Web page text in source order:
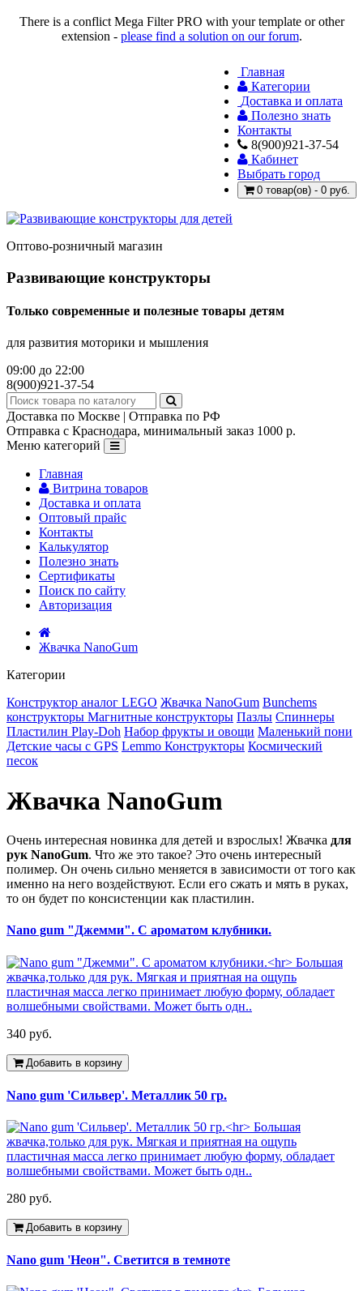
There is a conflict Mega Filter PRO with your template or other
extension - please find a solution on our forum.
Главная
Категории
Доставка и оплата
Полезно знать
Контакты
8(900)921-37-54
Кабинет
Выбрать город
0 товар(ов) - 0 руб.
Оптово-розничный магазин
Развивающие конструкторы
Только современные и полезные товары детям
для развития моторики и мышления
09:00 до 22:00
8(900)921-37-54
Доставка по Москве | Отправка по РФ
Отправка с Краснодара, минимальный заказ 1000 р.
Меню категорий
Главная
Витрина товаров
Доставка и оплата
Оптовый прайс
Контакты
Калькулятор
Полезно знать
Сертификаты
Поиск по сайту
Авторизация
Жвачка NanoGum
Категории
Конструктор аналог LEGO Жвачка NanoGum Bunchems
конструкторы Магнитные конструкторы Пазлы Спиннеры
Пластилин Play-Doh Набор фрукты и овощи Маленький пони
Детские часы с GPS Lemmo Конструкторы Космический
песок
Жвачка NanoGum
Очень интересная новинка для детей и взрослых! Жвачка для
рук NanoGum. Что же это такое? Это очень интересный
полимер. Он очень сильно меняется в зависимости от того как
именно на него воздействуют. Если его сжать и мять в руках,
то он будет по консистенции как пластилин.
Nano gum "Джемми". С ароматом клубники.
340 руб.
Добавить в корзину
Nano gum 'Сильвер'. Металлик 50 гр.
280 руб.
Добавить в корзину
Nano gum 'Неон". Светится в темноте